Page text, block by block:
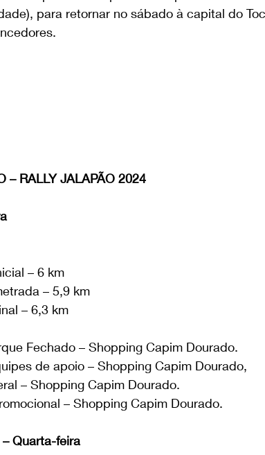
para retornar no sábado à capital do
– RALLY JALAPÃO 2024
– 6 km
– 5,9 km
– 6,3 km
Fechado – Shopping Capim Dourado.
de apoio – Shopping Capim Dourado,
– Shopping Capim Dourado.
– Shopping Capim Dourado.
– Quarta-feira